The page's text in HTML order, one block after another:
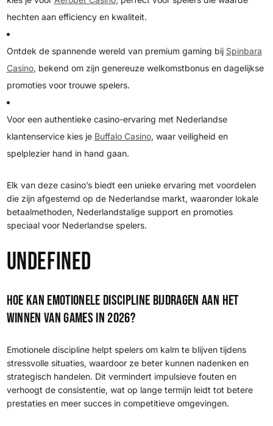
hechten aan efficiency en kwaliteit.
Ontdek de spannende wereld van premium gaming bij Spinbara
Casino, bekend om zijn genereuze welkomstbonus en dagelijkse
promoties voor trouwe spelers.
Voor een authentieke casino-ervaring met Nederlandse
klantenservice kies je Buffalo Casino, waar veiligheid en
spelplezier hand in hand gaan.
Elk van deze casino’s biedt een unieke ervaring met voordelen
die zijn afgestemd op de Nederlandse markt, waaronder lokale
betaalmethoden, Nederlandstalige support en promoties
speciaal voor Nederlandse spelers.
undefined
Hoe kan emotionele discipline bijdragen aan het
winnen van games in 2026?
Emotionele discipline helpt spelers om kalm te blijven tijdens
stressvolle situaties, waardoor ze beter kunnen nadenken en
strategisch handelen. Dit vermindert impulsieve fouten en
verhoogt de consistentie, wat op lange termijn leidt tot betere
prestaties en meer succes in competitieve omgevingen.